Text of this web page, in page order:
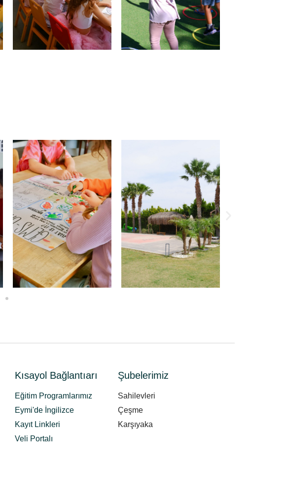
Kısayol Bağlantıarı
Eğitim Programlarımız
Eymi'de İngilizce
Kayıt Linkleri
Veli Portalı
Şubelerimiz
Sahilevleri
Çeşme
Karşıyaka